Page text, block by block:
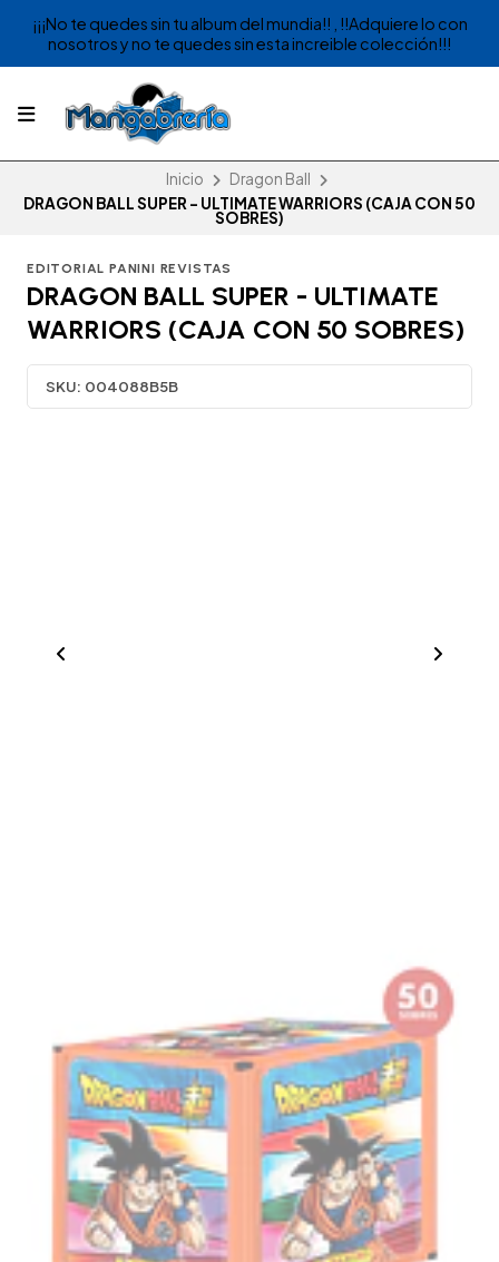
¡¡¡No te quedes sin tu album del mundia!! , !!Adquiere lo con
nosotros y no te quedes sin esta increible colección!!!
Inicio
Dragon Ball
DRAGON BALL SUPER - ULTIMATE WARRIORS (CAJA CON 50
SOBRES)
EDITORIAL PANINI REVISTAS
DRAGON BALL SUPER - ULTIMATE
WARRIORS (CAJA CON 50 SOBRES)
SKU: 004088B5B